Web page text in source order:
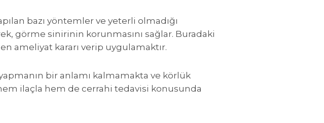
bazı yöntemler ve yeterli olmadığı
görme sinirinin korunmasını sağlar. Buradaki
ameliyat kararı verip uygulamaktır.
bir anlamı kalmamakta ve körlük
ilaçla hem de cerrahi tedavisi konusunda